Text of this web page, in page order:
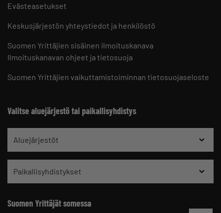
Evästeasetukset
Keskusjärjestön yhteystiedot ja henkilöstö
Suomen Yrittäjien sisäinen ilmoituskanava
Ilmoituskanavan ohjeet ja tietosuoja
Suomen Yrittäjien vaikuttamistoiminnan tietosuojaseloste
Valitse aluejärjestö tai paikallisyhdistys
Aluejärjestöt
Paikallisyhdistykset
Suomen Yrittäjät somessa